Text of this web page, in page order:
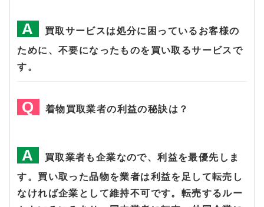
買取サービスは処分に困っているお客様の
ために、不要になったものを買い取るサービスで
す。
着物買取業者の利益の秘訣は？
買取業者も企業なので、利益を最優先しま
す。買い取った品物を業者は利益を足して転売し
なければ企業として維持不可です。転売するルー